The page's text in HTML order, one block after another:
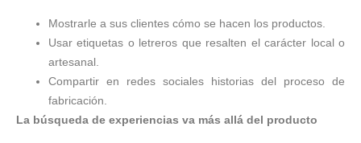
Mostrarle a sus clientes cómo se hacen los productos.
Usar etiquetas o letreros que resalten el carácter local o
artesanal.
Compartir en redes sociales historias del proceso de
fabricación.
La búsqueda de experiencias va más allá del producto